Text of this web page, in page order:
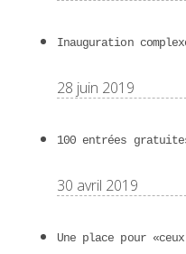
Inauguration
28 juin 2019
100 entrées
30 avril 2019
Une place pour